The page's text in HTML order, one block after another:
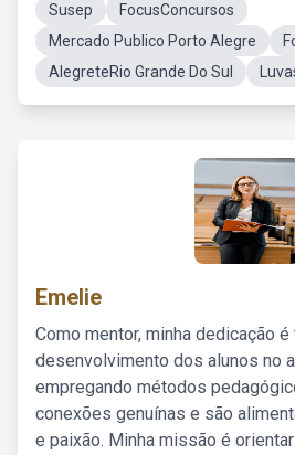
Susep
FocusConcursos
Mercado Publico Porto Alegre
AlegreteRio Grande Do Sul
Emelie
Como mentor, minha dedicação é
desenvolvimento dos alunos no
empregando métodos
conexões genuínas e são
e paixão. Minha missão é